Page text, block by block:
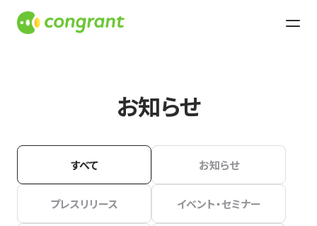
お知らせ
すべて お知らせ
プレスリリース イベント・セミナー